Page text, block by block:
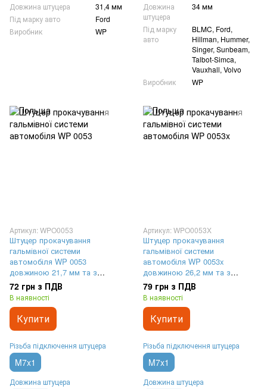
Довжина штуцера
31,4 мм
Під марку авто
Ford
Виробник
WP
Довжина
штуцера
34 мм
Під марку
авто
BLMC, Ford,
Hillman, Hummer,
Singer, Sunbeam,
Talbot-Simca,
Vauxhall, Volvo
Виробник
WP
Артикул: WPO0053
Штуцер прокачування
гальмівної системи
автомобіля WP 0053
довжиною 21,7 мм та з
різьбленням M7x1
72 грн з ПДВ
В наявності
Купити
Різьба підключення штуцера
M7x1
Довжина штуцера
Артикул: WPO0053X
Штуцер прокачування
гальмівної системи
автомобіля WP 0053x
довжиною 26,2 мм та з
різьбленням M7x1
79 грн з ПДВ
В наявності
Купити
Різьба підключення штуцера
M7x1
Довжина штуцера